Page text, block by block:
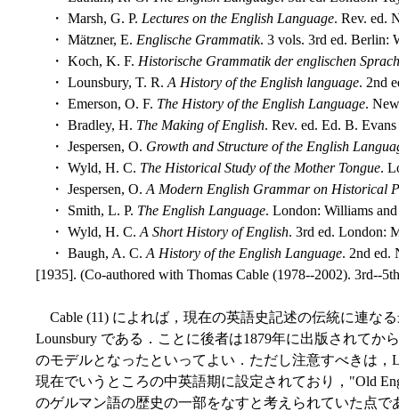
・ Marsh, G. P. Lectures on the English Language. Rev. ed.
・ Mätzner, E. Englische Grammatik. 3 vols. 3rd ed. Berlin:
・ Koch, K. F. Historische Grammatik der englischen
・ Lounsbury, T. R. A History of the English language. 2nd
・ Emerson, O. F. The History of the English Language.
・ Bradley, H. The Making of English. Rev. ed. Ed. B.
・ Jespersen, O. Growth and Structure of the English
・ Wyld, H. C. The Historical Study of the Mother Tongue.
・ Jespersen, O. A Modern English Grammar on Historical
・ Smith, L. P. The English Language. London: Williams
・ Wyld, H. C. A Short History of English. 3rd ed. London:
・ Baugh, A. C. A History of the English Language. 2nd ed.
[1935]. (Co-authored with Thomas Cable (1978--2002). 3rd--
Cable (11) によれば，現在の英語史記述の伝統に連な
Lounsbury である．ことに後者は1879年に出版されてか
のモデルとなったといってよい．ただし注意すべきは，
現在でいうところの中英語期に設定されており，"Old
のゲルマン語の歴史の一部をなすと考えられていた点で